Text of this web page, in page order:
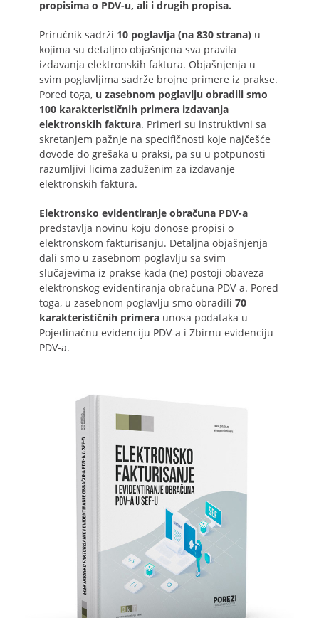
propisima o PDV-u, ali i drugih propisa.
Priručnik sadrži 10 poglavlja (na 830 strana) u
kojima su detaljno objašnjena sva pravila
izdavanja elektronskih faktura. Objašnjenja u
svim poglavljima sadrže brojne primere iz prakse.
Pored toga, u zasebnom poglavlju obradili smo
100 karakterističnih primera izdavanja
elektronskih faktura. Primeri su instruktivni sa
skretanjem pažnje na specifičnosti koje najčešće
dovode do grešaka u praksi, pa su u potpunosti
razumljivi licima zaduženim za izdavanje
elektronskih faktura.
Elektronsko evidentiranje obračuna PDV-a
predstavlja novinu koju donose propisi o
elektronskom fakturisanju. Detaljna objašnjenja
dali smo u zasebnom poglavlju sa svim
slučajevima iz prakse kada (ne) postoji obaveza
elektronskog evidentiranja obračuna PDV-a. Pored
toga, u zasebnom poglavlju smo obradili 70
karakterističnih primera unosa podataka u
Pojedinačnu evidenciju PDV-a i Zbirnu evidenciju
PDV-a.